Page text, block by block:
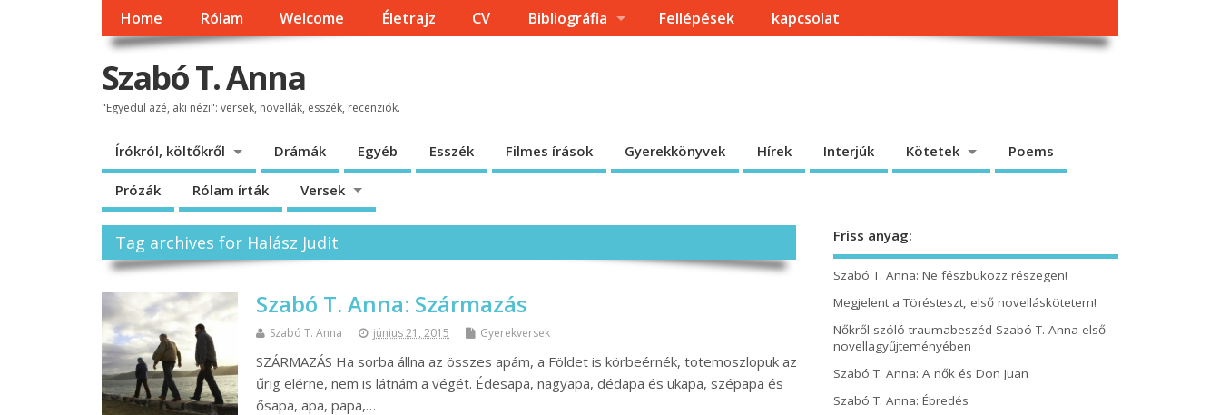
Home Rólam Welcome Életrajz CV Bibliográfia Fellépések kapcsolat
Szabó T. Anna
"Egyedül azé, aki nézi": versek, novellák, esszék, recenziók.
Írókról, költőkről Drámák Egyéb Esszék Filmes írások Gyerekkönyvek Hírek Interjúk Kötetek Poems
Prózák Rólam írták Versek
Tag archives for Halász Judit
Szabó T. Anna: Származás
Szabó T. Anna június 21, 2015 Gyerekversek
SZÁRMAZÁS Ha sorba állna az összes apám, a Földet is körbeérnék, totemoszlopuk az
űrig elérne, nem is látnám a végét. Édesapa, nagyapa, dédapa és ükapa, szépapa és
ősapa, apa, papa,…
Friss anyag:
Szabó T. Anna: Ne fészbukozz részegen!
Megjelent a Törésteszt, első novelláskötetem!
Nőkről szóló traumabeszéd Szabó T. Anna első
novellagyűjteményében
Szabó T. Anna: A nők és Don Juan
Szabó T. Anna: Ébredés